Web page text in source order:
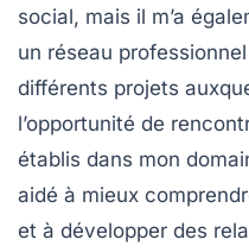
social, mais il m’a
un réseau
différents projets
l’opportunité de
établis dans mon
aidé à mieux
et à développer des